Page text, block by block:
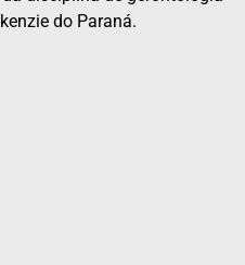
do Paraná.